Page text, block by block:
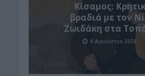
Kίσαμος:
βραδιά με τον
Ζωιδάκη στα
8 Αυγούστου 2026